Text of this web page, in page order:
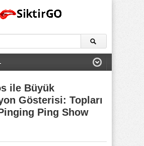
ile Büyük
Gösterisi: Topları
Ping Show